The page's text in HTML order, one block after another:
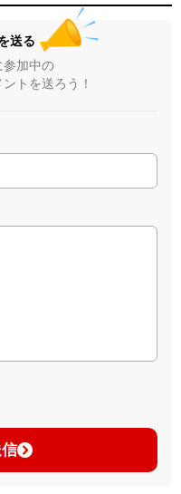
送る
参加中の
トを送ろう！